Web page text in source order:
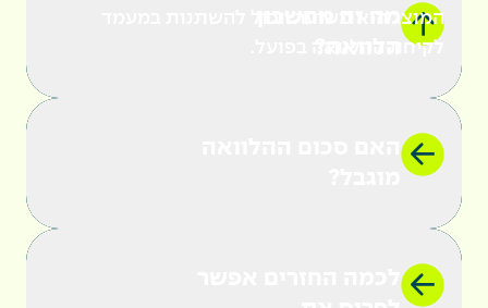
המוצג הוא משוער ויכול להשתנות במעמד
לקיחת ההלוואה בפועל.